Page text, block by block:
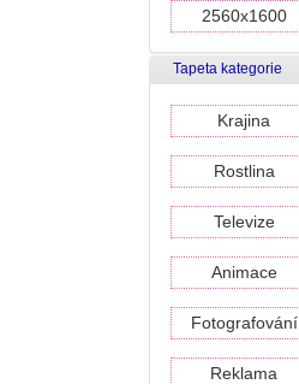
2560x1600
Tapeta kategorie
Krajina
Rostlina
Televize
Animace
Fotografování
Reklama